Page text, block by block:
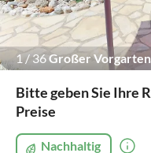
1 /36Großer
Bitte geben Sie Ihre
Preise
Nachhaltig